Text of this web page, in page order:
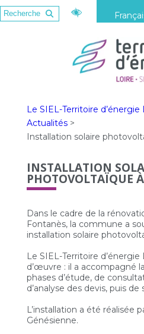
Le SIEL-Territoire d’énergie
Actualités >
Installation solaire
INSTALLATION
PHOTOVOLTAÏQUE
Dans le cadre de la
Fontanès, la commune a
installation solaire
Le SIEL-Territoire
d’œuvre : il a accompagné
phases d’étude, de
d’analyse des devis, puis
L’installation a été réalisée
Génésienne.